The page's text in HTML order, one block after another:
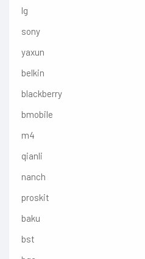
lg
sony
yaxun
belkin
blackberry
bmobile
m4
qianli
nanch
proskit
baku
bst